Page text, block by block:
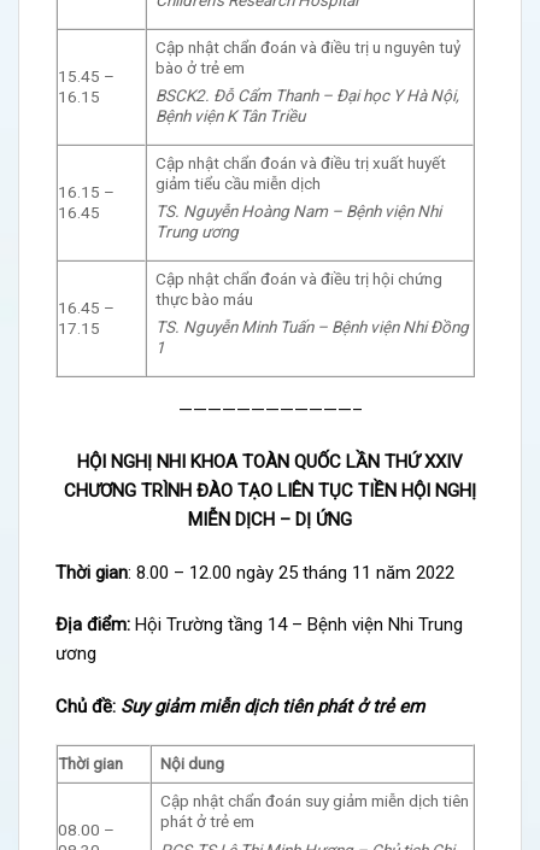
15.45 –
16.15
Cập nhật chẩn đoán và điều trị u nguyên tuỷ
bào ở trẻ em
BSCK2. Đỗ Cẩm Thanh – Đại học Y Hà Nội,
Bệnh viện K Tân Triều
16.15 –
16.45
Cập nhật chẩn đoán và điều trị xuất huyết
giảm tiểu cầu miễn dịch
TS. Nguyễn Hoàng Nam – Bệnh viện Nhi
Trung ương
16.45 –
17.15
Cập nhật chẩn đoán và điều trị hội chứng
thực bào máu
TS. Nguyễn Minh Tuấn – Bệnh viện Nhi Đồng
1
————————————–
HỘI NGHỊ NHI KHOA TOÀN QUỐC LẦN THỨ XXIV
CHƯƠNG TRÌNH ĐÀO TẠO LIÊN TỤC TIỀN HỘI NGHỊ
MIỄN DỊCH – DỊ ỨNG
Thời gian: 8.00 – 12.00 ngày 25 tháng 11 năm 2022
Địa điểm: Hội Trường tầng 14 – Bệnh viện Nhi Trung
ương
Chủ đề: Suy giảm miễn dịch tiên phát ở trẻ em
Thời gian Nội dung
08.00 –
Cập nhật chẩn đoán suy giảm miễn dịch tiên
phát ở trẻ em